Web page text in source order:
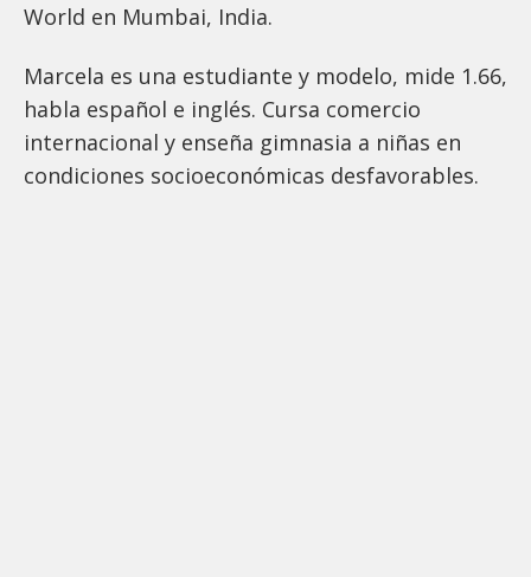
World en Mumbai, India.
Marcela es una estudiante y modelo, mide 1.66,
habla español e inglés. Cursa comercio
internacional y enseña gimnasia a niñas en
condiciones socioeconómicas desfavorables.